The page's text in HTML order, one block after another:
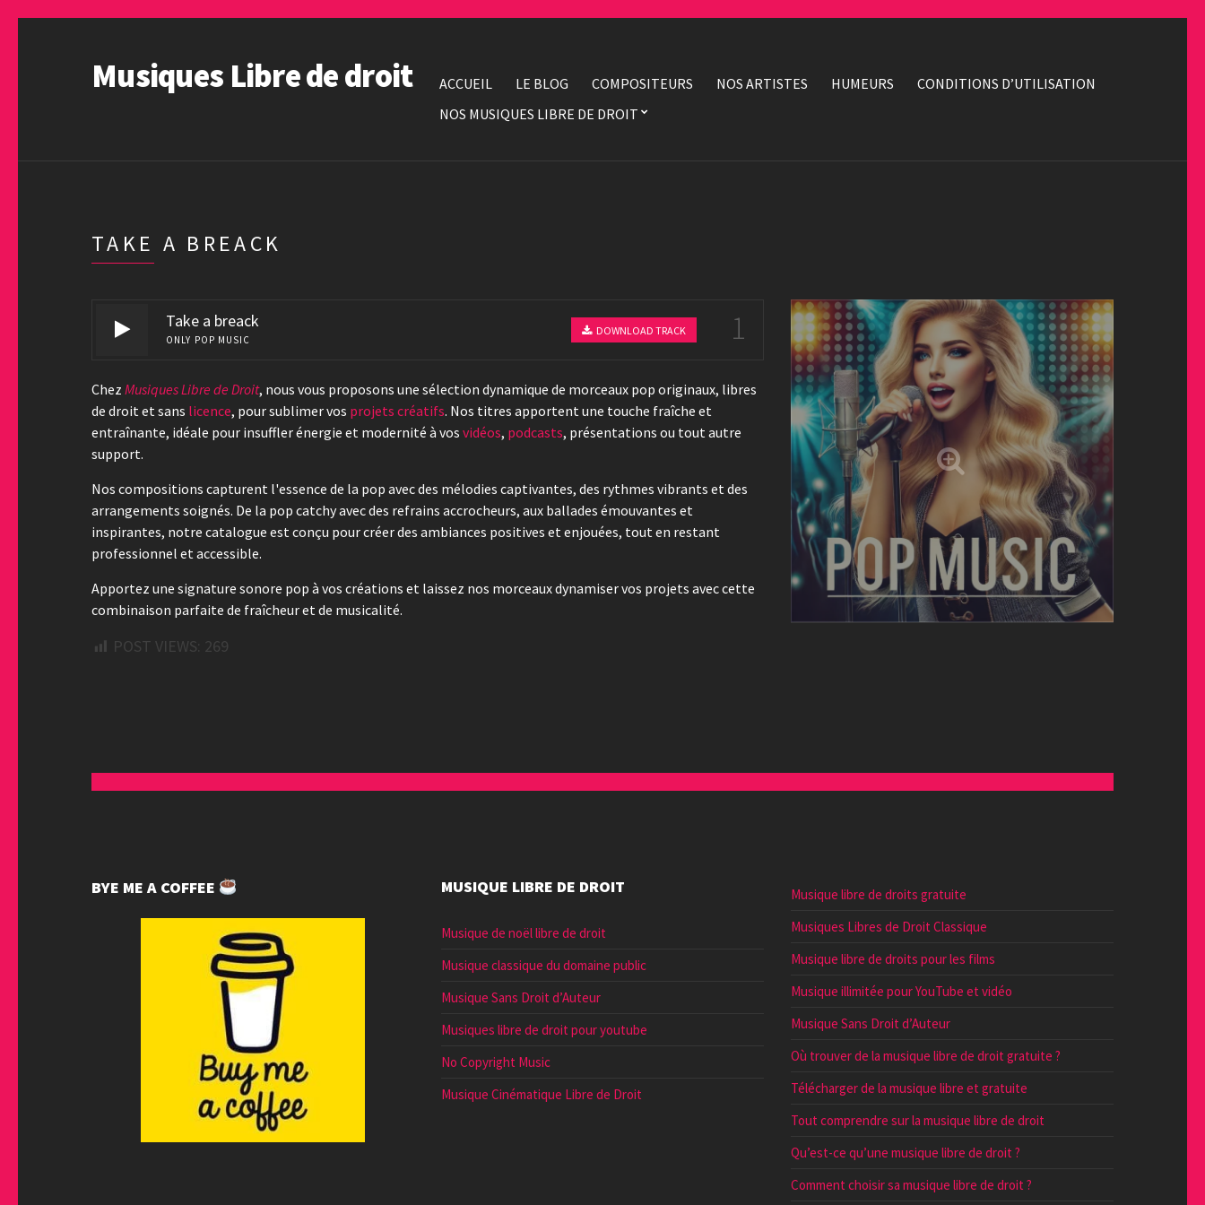
Musiques Libre de droit ACCUEIL LE BLOG COMPOSITEURS NOS ARTISTES HUMEURS
CONDITIONS D’UTILISATION
NOS MUSIQUES LIBRE DE DROIT
TAKE A BREACK
Take a breack
ONLY POP MUSIC
DOWNLOAD TRACK 1
Chez Musiques Libre de Droit, nous vous proposons une sélection dynamique de morceaux pop originaux, libres
de droit et sans licence, pour sublimer vos projets créatifs. Nos titres apportent une touche fraîche et
entraînante, idéale pour insuffler énergie et modernité à vos vidéos, podcasts, présentations ou tout autre
support.
Nos compositions capturent l'essence de la pop avec des mélodies captivantes, des rythmes vibrants et des
arrangements soignés. De la pop catchy avec des refrains accrocheurs, aux ballades émouvantes et
inspirantes, notre catalogue est conçu pour créer des ambiances positives et enjouées, tout en restant
professionnel et accessible.
Apportez une signature sonore pop à vos créations et laissez nos morceaux dynamiser vos projets avec cette
combinaison parfaite de fraîcheur et de musicalité.
POST VIEWS: 269
BYE ME A COFFEE MUSIQUE LIBRE DE DROIT
Musique de noël libre de droit
Musique classique du domaine public
Musique Sans Droit d’Auteur
Musiques libre de droit pour youtube
No Copyright Music
Musique Cinématique Libre de Droit
Musique libre de droits gratuite
Musiques Libres de Droit Classique
Musique libre de droits pour les films
Musique illimitée pour YouTube et vidéo
Musique Sans Droit d’Auteur
Où trouver de la musique libre de droit gratuite ?
Télécharger de la musique libre et gratuite
Tout comprendre sur la musique libre de droit
Qu’est-ce qu’une musique libre de droit ?
Comment choisir sa musique libre de droit ?